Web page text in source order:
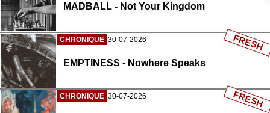
MADBALL - Not Your Kingdom
CHRONIQUE 30-07-2026
EMPTINESS - Nowhere Speaks
FRESH
CHRONIQUE 30-07-2026 FRESH